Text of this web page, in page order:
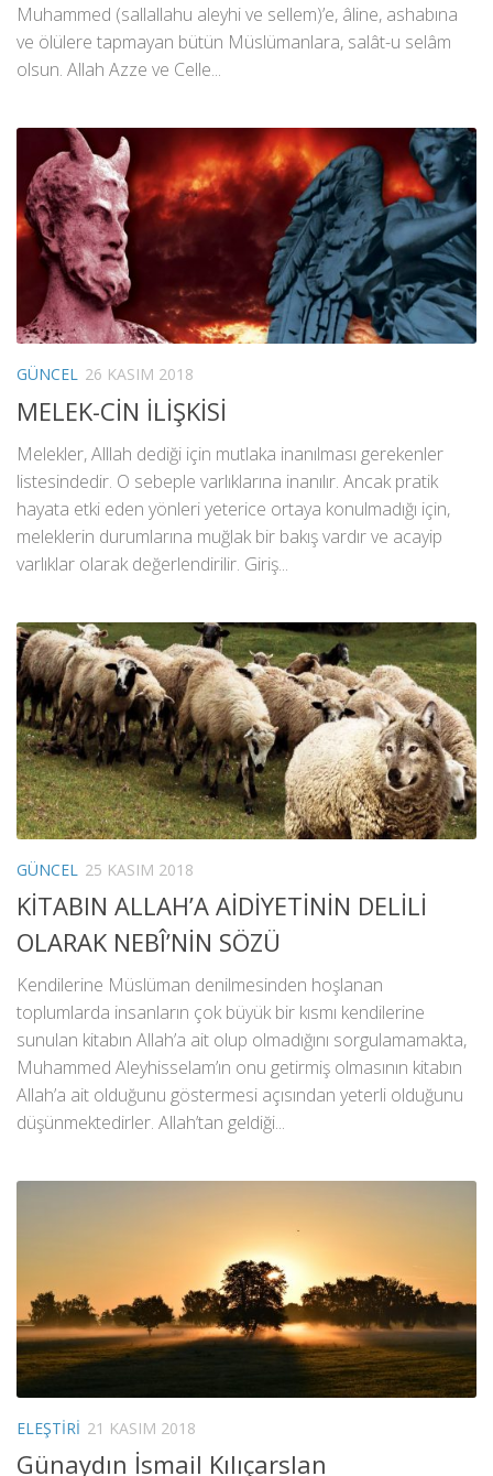
Muhammed (sallallahu aleyhi ve sellem)’e, âline, ashabına
ve ölülere tapmayan bütün Müslümanlara, salât-u selâm
olsun. Allah Azze ve Celle...
GÜNCEL 26 KASIM 2018
MELEK-CİN İLİŞKİSİ
Melekler, Alllah dediği için mutlaka inanılması gerekenler
listesindedir. O sebeple varlıklarına inanılır. Ancak pratik
hayata etki eden yönleri yeterice ortaya konulmadığı için,
meleklerin durumlarına muğlak bir bakış vardır ve acayip
varlıklar olarak değerlendirilir. Giriş...
GÜNCEL 25 KASIM 2018
KİTABIN ALLAH’A AİDİYETİNİN DELİLİ
OLARAK NEBÎ’NİN SÖZÜ
Kendilerine Müslüman denilmesinden hoşlanan
toplumlarda insanların çok büyük bir kısmı kendilerine
sunulan kitabın Allah’a ait olup olmadığını sorgulamamakta,
Muhammed Aleyhisselam’ın onu getirmiş olmasının kitabın
Allah’a ait olduğunu göstermesi açısından yeterli olduğunu
düşünmektedirler. Allah’tan geldiği...
ELEŞTIRI 21 KASIM 2018
Günaydın İsmail Kılıçarslan